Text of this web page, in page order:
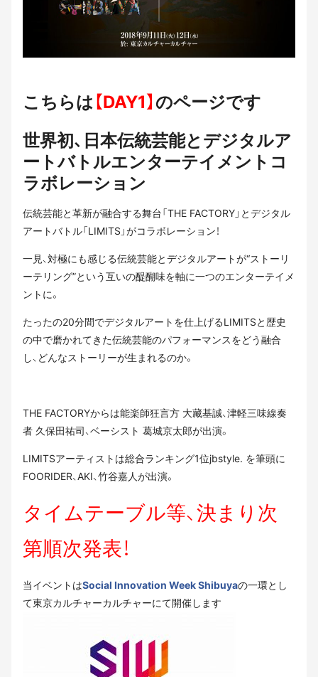
こちらは 【DAY1】 のページです
世界初、日本伝統芸能とデジタルア
ートバトルエンターテイメントコ
ラボレーション
伝統芸能と革新が融合する舞台「THE FACTORY」とデジタル
アートバトル「LIMITS」がコラボレーション！
一見、対極にも感じる伝統芸能とデジタルアートが“ストーリ
ーテリング”という互いの醍醐味を軸に一つのエンターテイメ
ントに。
たったの20分間でデジタルアートを仕上げるLIMITSと歴史
の中で磨かれてきた伝統芸能のパフォーマンスをどう融合
し、どんなストーリーが生まれるのか。
THE FACTORYからは能楽師狂言方 大藏基誠、津軽三味線奏
者 久保田祐司、ベーシスト 葛城京太郎が出演。
LIMITSアーティストは総合ランキング1位jbstyle. を筆頭に
FOORIDER、AKI、竹谷嘉人が出演。
タイムテーブル等、決まり次
第順次発表！
当イベントはSocial Innovation Week Shibuyaの一環とし
て東京カルチャーカルチャーにて開催します